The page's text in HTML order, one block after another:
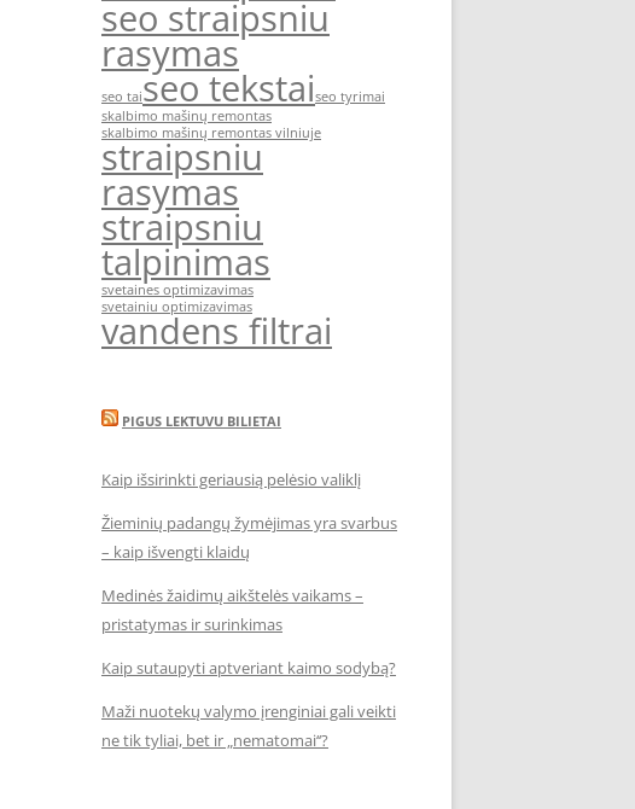
seo straipsniu
rasymas
seo taiseo tekstaiseo tyrimai
skalbimo mašinų remontas
skalbimo mašinų remontas vilniuje
straipsniu
rasymas
straipsniu
talpinimas
svetaines optimizavimas
svetainiu optimizavimas
vandens filtrai
PIGUS LEKTUVU BILIETAI
Kaip išsirinkti geriausią pelėsio valiklį
Žieminių padangų žymėjimas yra svarbus
– kaip išvengti klaidų
Medinės žaidimų aikštelės vaikams –
pristatymas ir surinkimas
Kaip sutaupyti aptveriant kaimo sodybą?
Maži nuotekų valymo įrenginiai gali veikti
ne tik tyliai, bet ir „nematomai‘‘?